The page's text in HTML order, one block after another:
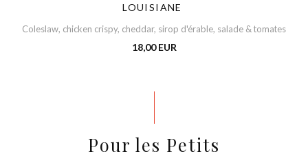
LOUISIANE
Coleslaw, chicken crispy, cheddar, sirop d'érable, salade & tomates
18,00 EUR
Pour les Petits